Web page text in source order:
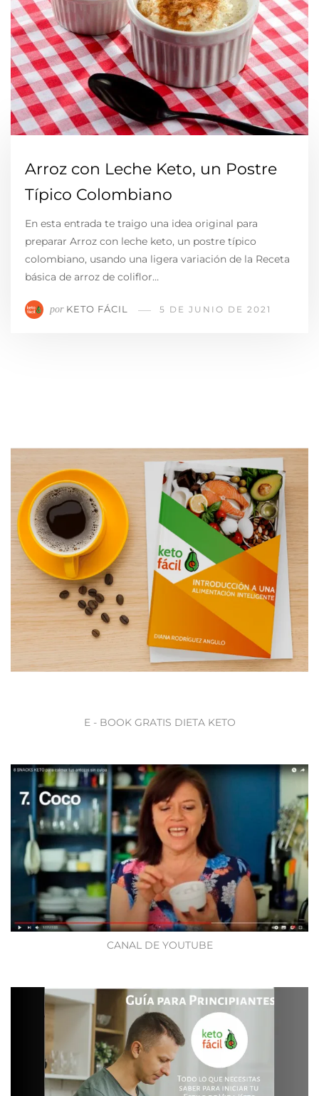
Arroz con Leche Keto, un Postre
Típico Colombiano
En esta entrada te traigo una idea original para
preparar Arroz con leche keto, un postre típico
colombiano, usando una ligera variación de la Receta
básica de arroz de coliflor…
por KETO FÁCIL 5 DE JUNIO DE 2021
E - BOOK GRATIS DIETA KETO
CANAL DE YOUTUBE